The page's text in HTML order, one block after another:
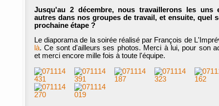
Jusqu'au 2 décembre, nous travaillerons les uns
autres dans nos groupes de travail, et ensuite, quel
prochaine étape ?
Le diaporama de la soirée réalisé par François de
là. Ce sont d'ailleurs ses photos. Merci à lui, pour son
et merci encore mille fois à toute l'équipe.